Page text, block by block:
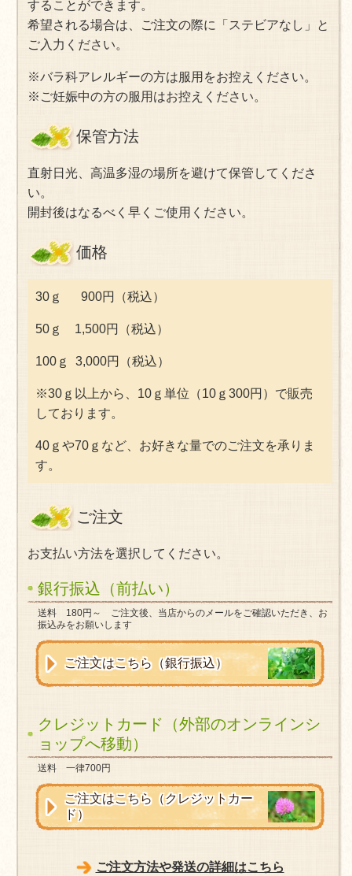
することができます。
希望される場合は、ご注文の際に「ステビアなし」と
ご入力ください。
※バラ科アレルギーの方は服用をお控えください。
※ご妊娠中の方の服用はお控えください。
保管方法
直射日光、高温多湿の場所を避けて保管してくださ
い。
開封後はなるべく早くご使用ください。
価格
30ｇ 900円（税込）
​50ｇ 1,500円 （税込）
100ｇ 3,000円 （税込）
※30ｇ以上から、10ｇ単位（10ｇ300円）で販売
しております。
40ｇや70ｇなど、お好きな量でのご注文を承りま
す。
ご注文
お支払い方法を選択してください。
銀行振込（前払い）
送料 180円～
ご注文後、当店からのメールをご確認いただき、お
振込みをお願いします
ご注文はこちら（銀行振込）
クレジットカード（外部のオンラインシ
ョップへ移動）
送料 一律700円
ご注文はこちら（クレジットカー
ド）
ご注文方法や発送の詳細はこちら